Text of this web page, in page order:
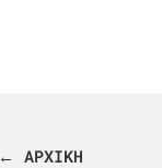
← ΑΡΧΙΚΗ